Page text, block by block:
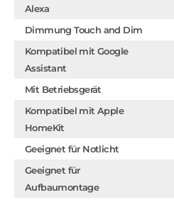
Alexa
Dimmung Touch and Dim
Kompatibel mit Google
Assistant
Mit Betriebsgerät
Kompatibel mit Apple
HomeKit
Geeignet für Notlicht
Geeignet für
Aufbaumontage